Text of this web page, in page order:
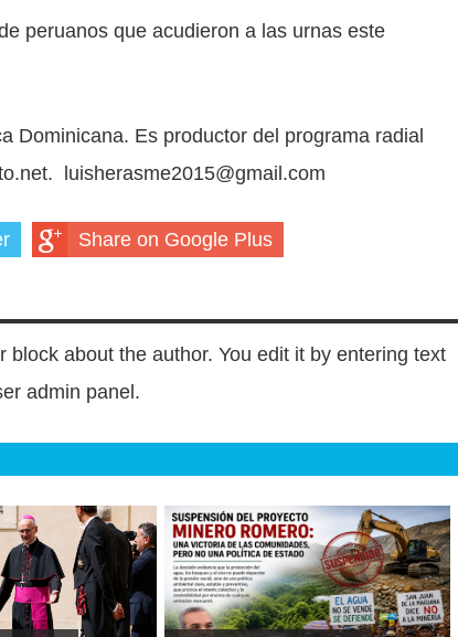
peruanos que acudieron a las urnas este
Dominicana. Es productor del programa radial
luisherasme2015@gmail.com
Share on Google Plus
about the author. You edit it by entering text
admin panel.